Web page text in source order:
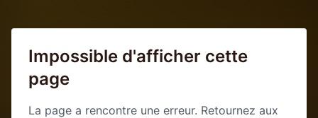
Impossible d'afficher cette
page
La page a rencontre une erreur. Retournez aux